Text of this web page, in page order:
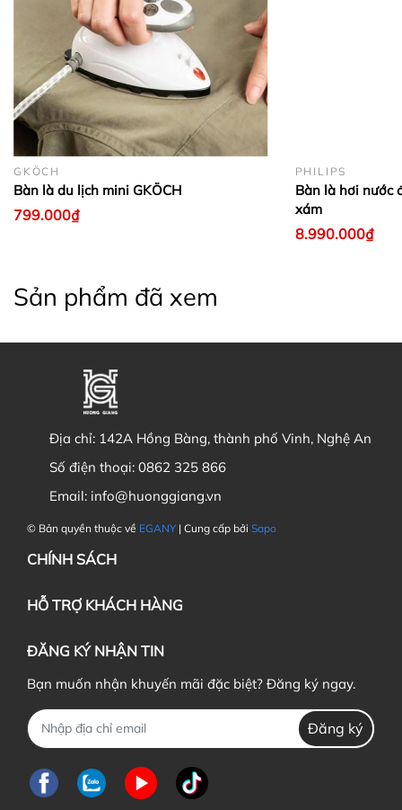
GKÖCH
Bàn là du lịch mini GKÖCH
799.000₫
PHILIPS
Bàn là hơi nước
xám
8.990.000₫
Sản phẩm đã xem
Địa chỉ: 142A Hồng Bàng, thành phố Vinh, Nghệ An
Số điện thoại: 0862 325 866
Email: info@huonggiang.vn
© Bản quyền thuộc về EGANY | Cung cấp bởi Sapo
CHÍNH SÁCH
HỖ TRỢ KHÁCH HÀNG
ĐĂNG KÝ NHẬN TIN
Bạn muốn nhận khuyến mãi đặc biệt? Đăng ký ngay.
Đăng ký